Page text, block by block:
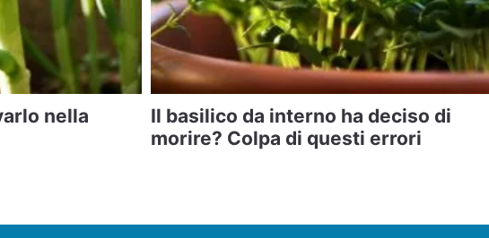
nella
Il basilico da interno ha deciso di
morire? Colpa di questi errori